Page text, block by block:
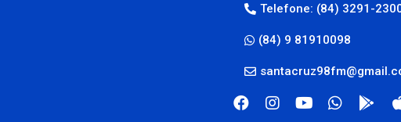
Telefone: (84) 3291-
(84) 9 81910098